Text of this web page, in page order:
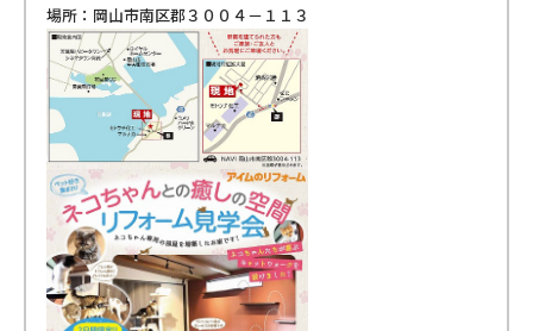
場所：岡山市南区郡３００４－１１３